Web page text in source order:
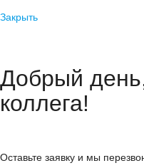
Закрыть
Добрый
коллега!
Оставьте заявку и мы